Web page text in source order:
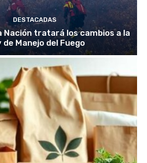
DESTACADAS
Nación tratará los cambios a la
de Manejo del Fuego